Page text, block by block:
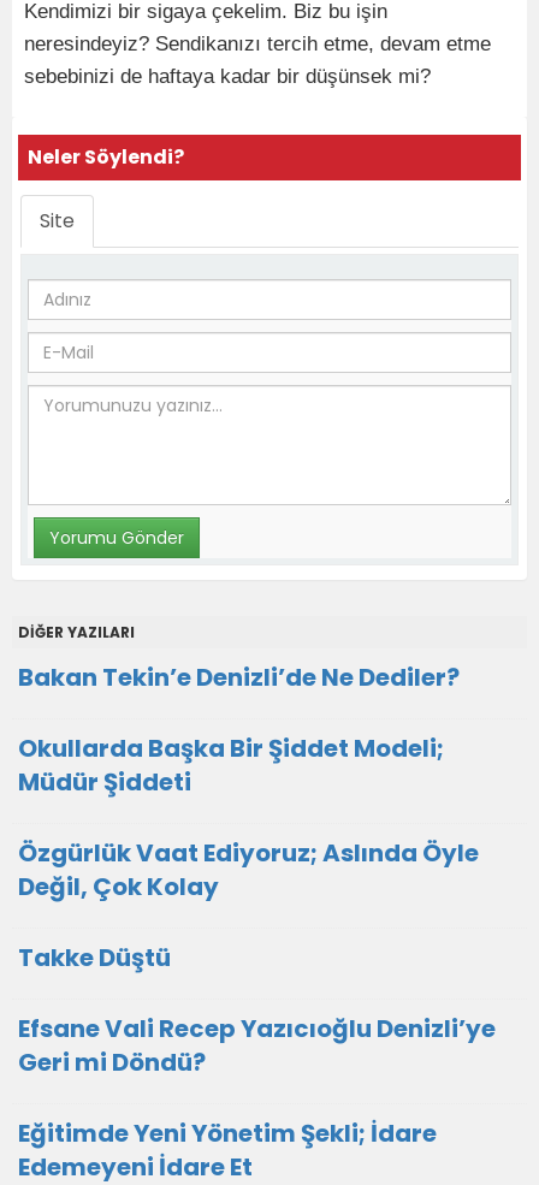
Kendimizi bir sigaya çekelim. Biz bu işin
neresindeyiz? Sendikanızı tercih etme, devam etme
sebebinizi de haftaya kadar bir düşünsek mi?
Neler Söylendi?
Site
DİĞER YAZILARI
Bakan Tekin’e Denizli’de Ne Dediler?
Okullarda Başka Bir Şiddet Modeli;
Müdür Şiddeti
Özgürlük Vaat Ediyoruz; Aslında Öyle
Değil, Çok Kolay
Takke Düştü
Efsane Vali Recep Yazıcıoğlu Denizli’ye
Geri mi Döndü?
Eğitimde Yeni Yönetim Şekli; İdare
Edemeyeni İdare Et